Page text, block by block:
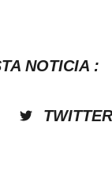
NOTICIA :
TWITTER